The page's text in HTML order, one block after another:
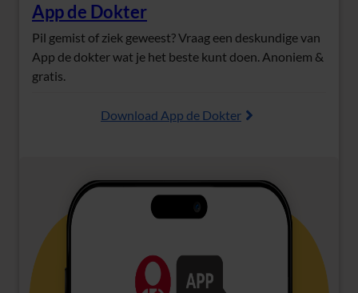
App de Dokter
(Opent in nieuw tabblad)
Pil gemist of ziek geweest? Vraag een deskundige van
App de dokter wat je het beste kunt doen. Anoniem &
gratis.
Download App de Dokter